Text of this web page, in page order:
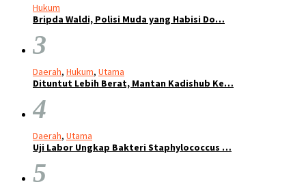
Hukum
Bripda Waldi, Polisi Muda yang Habisi Do…
3
Daerah, Hukum, Utama
Dituntut Lebih Berat, Mantan Kadishub Ke…
4
Daerah, Utama
Uji Labor Ungkap Bakteri Staphylococcus …
5